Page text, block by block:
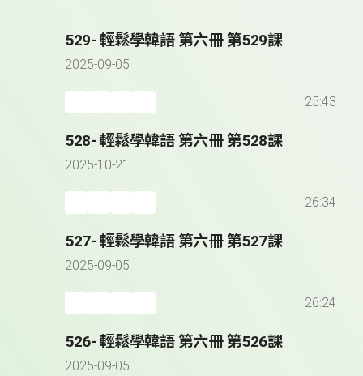
529- 輕鬆學韓語 第六冊 第529課
2025-09-05
25:43
528- 輕鬆學韓語 第六冊 第528課
2025-10-21
26:34
527- 輕鬆學韓語 第六冊 第527課
2025-09-05
26:24
526- 輕鬆學韓語 第六冊 第526課
2025-09-05